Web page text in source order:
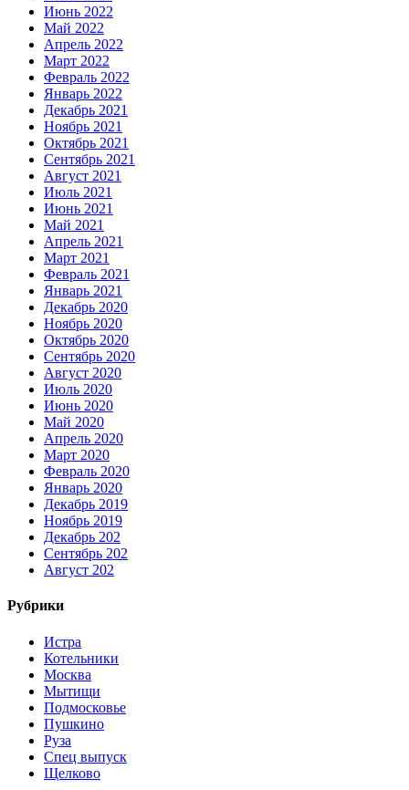
Июнь 2022
Май 2022
Апрель 2022
Март 2022
Февраль 2022
Январь 2022
Декабрь 2021
Ноябрь 2021
Октябрь 2021
Сентябрь 2021
Август 2021
Июль 2021
Июнь 2021
Май 2021
Апрель 2021
Март 2021
Февраль 2021
Январь 2021
Декабрь 2020
Ноябрь 2020
Октябрь 2020
Сентябрь 2020
Август 2020
Июль 2020
Июнь 2020
Май 2020
Апрель 2020
Март 2020
Февраль 2020
Январь 2020
Декабрь 2019
Ноябрь 2019
Декабрь 202
Сентябрь 202
Август 202
Рубрики
Истра
Котельники
Москва
Мытищи
Подмосковье
Пушкино
Руза
Спец выпуск
Щелково